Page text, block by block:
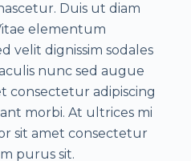
Duis ut diam
elementum
velit dignissim sodales
nunc sed augue
consectetur adipiscing
morbi. At ultrices mi
sit amet consectetur
purus sit.